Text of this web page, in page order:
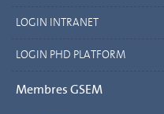
LOGIN INTRANET
LOGIN PHD PLATFORM
Membres GSEM